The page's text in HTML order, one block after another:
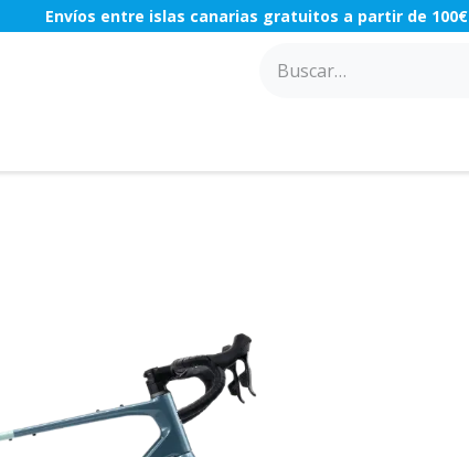
Envíos entre islas canarias gratuitos a partir de 100€